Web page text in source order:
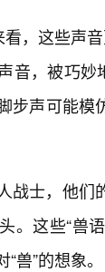
看，这些声
音，被巧
步声可能
战士，他
。这些“兽
兽”的想象。